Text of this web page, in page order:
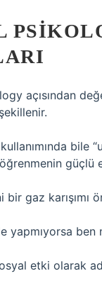
açısından
bile
güçlü
bir gaz
yapmıyorsa ben
etki olarak